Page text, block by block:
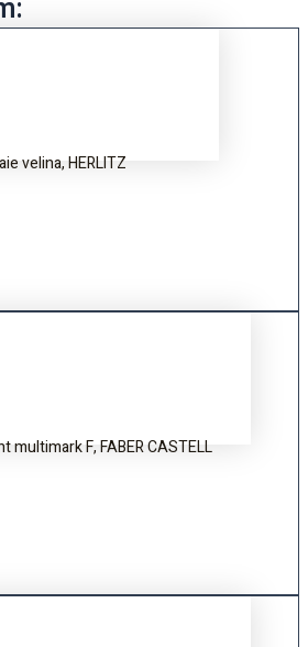
velina, HERLITZ
F, FABER CASTELL